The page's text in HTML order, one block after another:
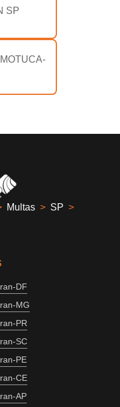
SP
Multas > SP >
DF
MG
PR
SC
PE
CE
AP